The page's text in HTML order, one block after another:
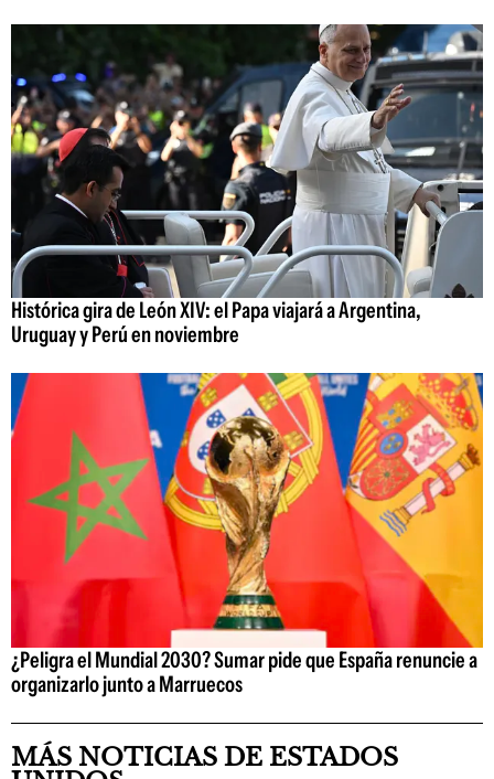
Histórica gira de León XIV: el Papa viajará a Argentina,
Uruguay y Perú en noviembre
¿Peligra el Mundial 2030? Sumar pide que España renuncie a
organizarlo junto a Marruecos
MÁS NOTICIAS DE ESTADOS